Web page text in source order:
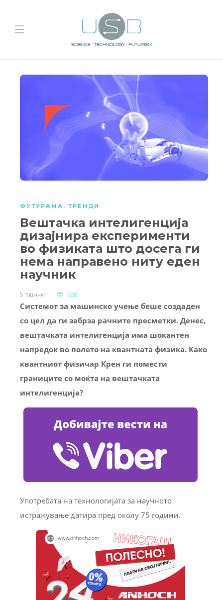
ФУТУРАМА , ТРЕНДИ
Вештачка интелигенција
дизајнира експерименти
во физиката што досега ги
нема направено ниту еден
научник
5 години 1292
Системот за машинско учење беше создаден
со цел да ги забрза рачните пресметки. Денес,
вештачката интелигенција има шокантен
напредок во полето на квантната физика. Како
квантниот физичар Крен ги помести
границите со моќта на вештачката
интелигенција?
Употребата на технологијата за научното
истражување датира пред околу 75 години.